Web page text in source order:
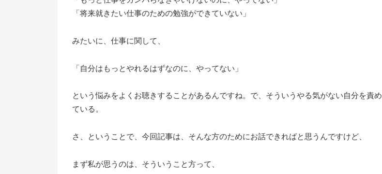
「将来就きたい仕事のための勉強ができていない」
みたいに、仕事に関して、
「自分はもっとやれるはずなのに、やってない」
という悩みをよくお聴きすることがあるんですね。で、そういうやる気がない自分を責め
ている。
さ、ということで、今回記事は、そんな方のためにお話できればと思うんですけど、
まず私が思うのは、そういうこと方って、